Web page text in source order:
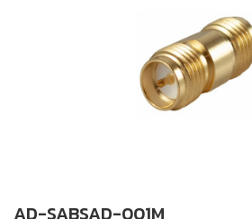
AD-SABSAD-001M